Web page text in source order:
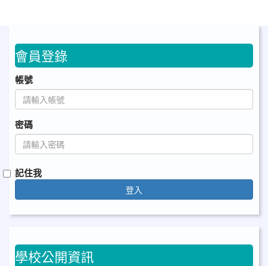
會員登錄
帳號
密碼
記住我
登入
學校公開資訊